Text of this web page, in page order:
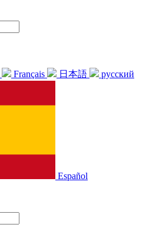
Français 日本語 русский
Español